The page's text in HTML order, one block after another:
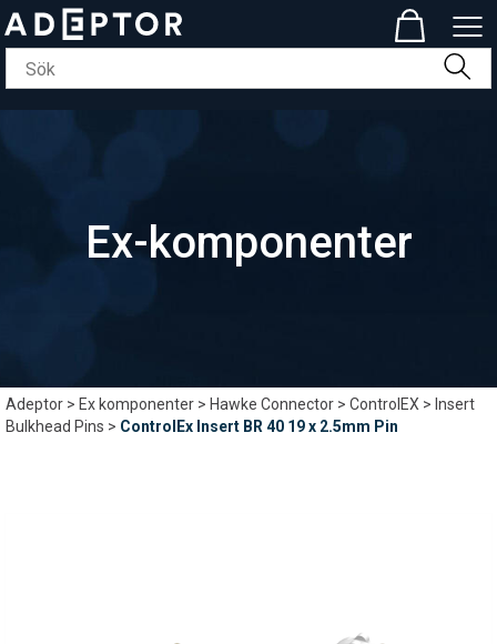
Ex-komponenter
Adeptor>Ex komponenter>Hawke Connector>ControlEX> Insert
Bulkhead Pins>ControlEx Insert BR 40 19 x 2.5mm Pin